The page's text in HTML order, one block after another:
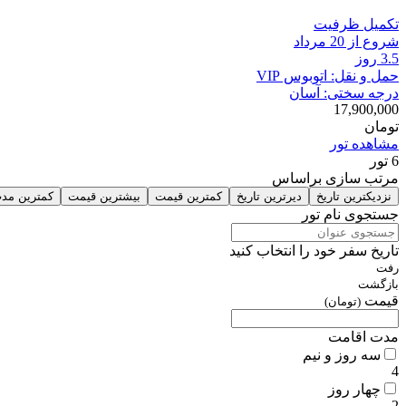
تکمیل ظرفیت
شروع از 20 مرداد
3.5 روز
حمل و نقل: اتوبوس VIP
درجه سختی: آسان
17,900,000
تومان
مشاهده تور
6 تور
مرتب سازی براساس
نزدیکترین تاریخ دیرترین تاریخ کمترین قیمت بیشترین قیمت کمترین
جستجوی نام تور
تاریخ سفر خود را انتخاب کنید
رفت
بازگشت
قیمت (تومان)
مدت اقامت
سه روز و نیم
4
چهار روز